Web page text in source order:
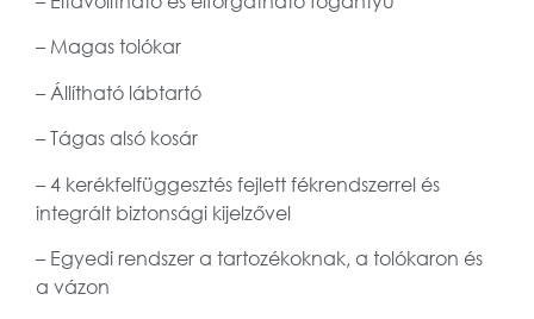
– Magas tolókar
– Állítható lábtartó
– Tágas alsó kosár
– 4 kerékfelfüggesztés fejlett fékrendszerrel és
integrált biztonsági kijelzővel
– Egyedi rendszer a tartozékoknak, a tolókaron és
a vázon